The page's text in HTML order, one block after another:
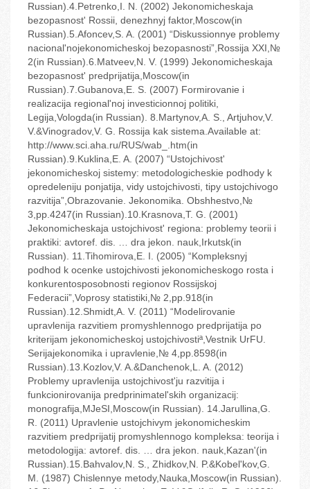
Russian).4.Petrenko,I. N. (2002) Jekonomicheskaja
bezopasnost' Rossii, denezhnyj faktor,Moscow(in
Russian).5.Afoncev,S. A. (2001) “Diskussionnye problemy
nacional'nojekonomicheskoj bezopasnosti”,Rossija XXI,№
2(in Russian).6.Matveev,N. V. (1999) Jekonomicheskaja
bezopasnost' predprijatija,Moscow(in
Russian).7.Gubanova,E. S. (2007) Formirovanie i
realizacija regional'noj investicionnoj politiki,
Legija,Vologda(in Russian). 8.Martynov,A. S., Artjuhov,V.
V.&Vinogradov,V. G. Rossija kak sistema.Available at:
http://www.sci.aha.ru/RUS/wab_.htm(in
Russian).9.Kuklina,E. A. (2007) “Ustojchivost'
jekonomicheskoj sistemy: metodologicheskie podhody k
opredeleniju ponjatija, vidy ustojchivosti, tipy ustojchivogo
razvitija”,Obrazovanie. Jekonomika. Obshhestvo,№
3,pp.42‬47(in Russian).10.Krasnova,T. G. (2001)
Jekonomicheskaja ustojchivost' regiona: problemy teorii i
praktiki: avtoref. dis. … dra jekon. nauk,Irkutsk(in
Russian). 11.Tihomirova,E. I. (2005) “Kompleksnyj
podhod k ocenke ustojchivosti jekonomicheskogo rosta i
konkurentosposobnosti regionov Rossijskoj
Federacii”,Voprosy statistiki,№ 2,pp.9‬18(in
Russian).12.Shmidt,A. V. (2011) “Modelirovanie
upravlenija razvitiem promyshlennogo predprijatija po
kriterijam jekonomicheskoj ustojchivostiª,Vestnik UrFU.
Serijajekonomika i upravlenie,№ 4,pp.85‬98(in
Russian).13.Kozlov,V. A.&Danchenok,L. A. (2012)
Problemy upravlenija ustojchivost'ju razvitija i
funkcionirovanija predprinimatel'skih organizacij:
monografija,MJeSI,Moscow(in Russian). 14.Jarullina,G.
R. (2011) Upravlenie ustojchivym jekonomicheskim
razvitiem predprijatij promyshlennogo kompleksa: teorija i
metodologija: avtoref. dis. … dra jekon. nauk,Kazan'(in
Russian).15.Bahvalov,N. S., Zhidkov,N. P.&Kobel'kov,G.
M. (1987) Chislennye metody,Nauka,Moscow(in Russian).